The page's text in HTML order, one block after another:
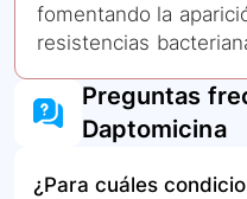
fomentando la
resistencias
Preguntas
Daptomicina
¿Para cuáles